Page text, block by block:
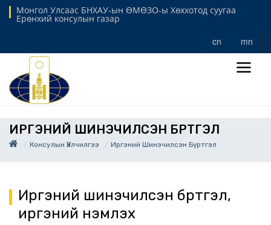
Монгол Улсаас БНХАУ-ын ӨМӨЗО-ы Хөххотод суугаа
Ерөнхий консулын газар
cn mn
ИРГЭНИЙ ШИНЭЧИЛСЭН БҮРТГЭЛ
Консулын Үйлчилгээ Иргэний Шинэчилсэн Бүртгэл
Иргэний шинэчилсэн бүртгэл,
иргэний үнэмлэх